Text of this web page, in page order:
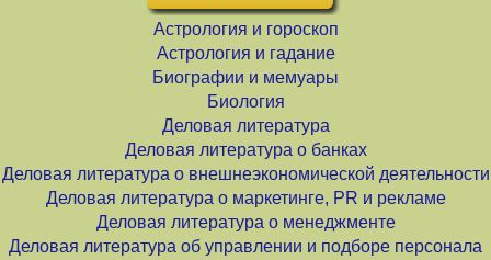
Астрология и гороскоп
Астрология и гадание
Биографии и мемуары
Биология
Деловая литература
Деловая литература о банках
Деловая литература о внешнеэкономической деятельности
Деловая литература о маркетинге, PR и рекламе
Деловая литература о менеджменте
Деловая литература об управлении и подборе персонала